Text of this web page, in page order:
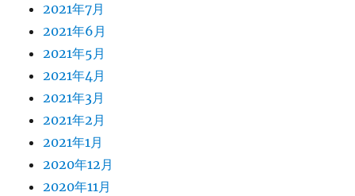
2021年7月
2021年6月
2021年5月
2021年4月
2021年3月
2021年2月
2021年1月
2020年12月
2020年11月